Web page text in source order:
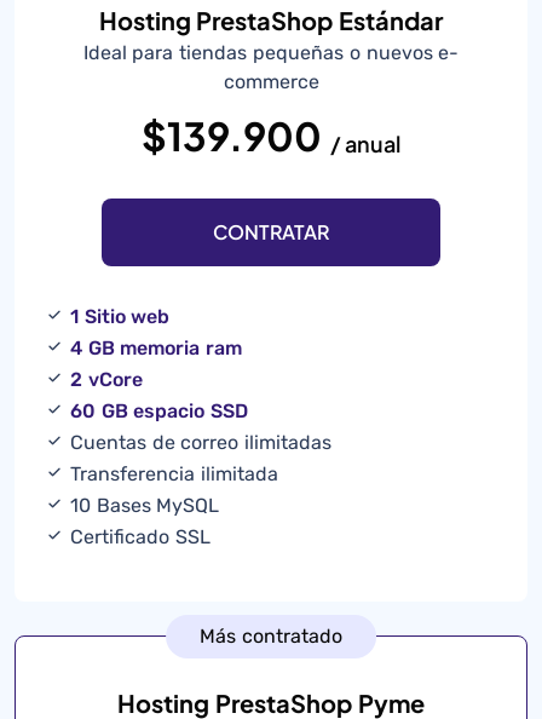
Hosting PrestaShop Estándar
Ideal para tiendas pequeñas o nuevos e-
commerce
$139.900 / anual
CONTRATAR
1 Sitio web
4 GB memoria ram
2 vCore
60 GB espacio SSD
Cuentas de correo ilimitadas
Transferencia ilimitada
10 Bases MySQL
Certificado SSL
Más contratado
Hosting PrestaShop Pyme